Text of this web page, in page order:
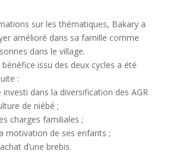
sur les thématiques, Bakary a
amélioré dans sa famille comme
dans le village.
issu des deux cycles a été
:
investi dans la diversification des AGR
de niébé ;
charges familiales ;
motivation de ses enfants ;
d’une brebis.